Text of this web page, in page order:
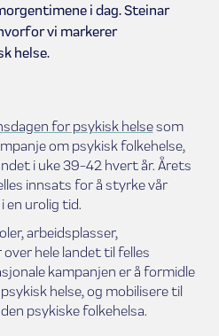
i dag. Steinar
vi markerer
helse.
for psykisk helsesom
om psykisk folkehelse,
i uke 39-42 hvert år. Årets
innsats for å styrke vår
urolig tid.
arbeidsplasser,
hele landet til felles
kampanjen er å formidle
helse, og mobilisere til
psykiske folkehelsa.